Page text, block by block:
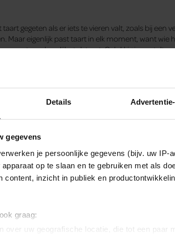
Details
gegevens
je persoonlijke gegevens (bijv. uw IP-
op te slaan en te gebruiken met als
content, inzicht in publiek en
graag:
over uw geografische locatie, die tot een paar
gegeten als er iets te vieren valt, zoals bij een
Maar eigenlijk past taart in elk moment, want wie
met een heerlijk stuk taart. Gelukkig is
best wel eens verwennen met een heerlijk stuk
zin om zelf te bakken maar heb je zin in een
Op die manier zullen de verschillende smaken
zorg er daarbij wel voor dat je de taart afdekt
je niet te wachten op zo’n groot stuk taart? Dan
een worteltaart.